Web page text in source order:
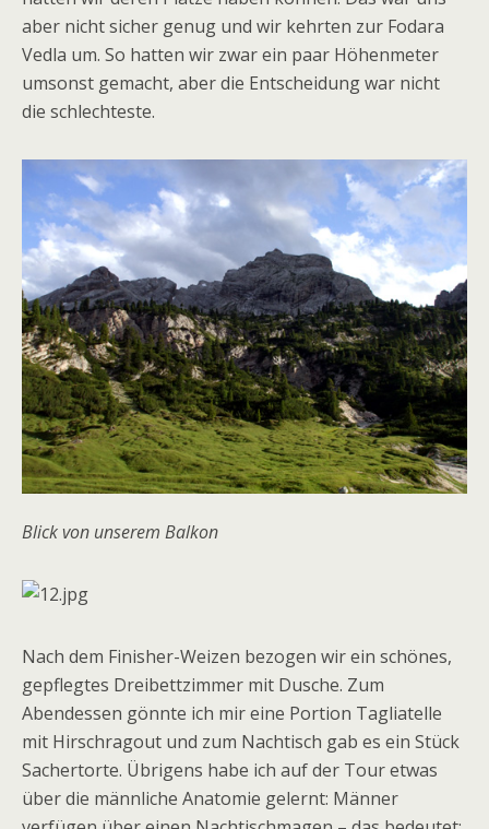
aber nicht sicher genug und wir kehrten zur Fodara
Vedla um. So hatten wir zwar ein paar Höhenmeter
umsonst gemacht, aber die Entscheidung war nicht
die schlechteste.
Blick von unserem Balkon
Nach dem Finisher-Weizen bezogen wir ein schönes,
gepflegtes Dreibettzimmer mit Dusche. Zum
Abendessen gönnte ich mir eine Portion Tagliatelle
mit Hirschragout und zum Nachtisch gab es ein Stück
Sachertorte. Übrigens habe ich auf der Tour etwas
über die männliche Anatomie gelernt: Männer